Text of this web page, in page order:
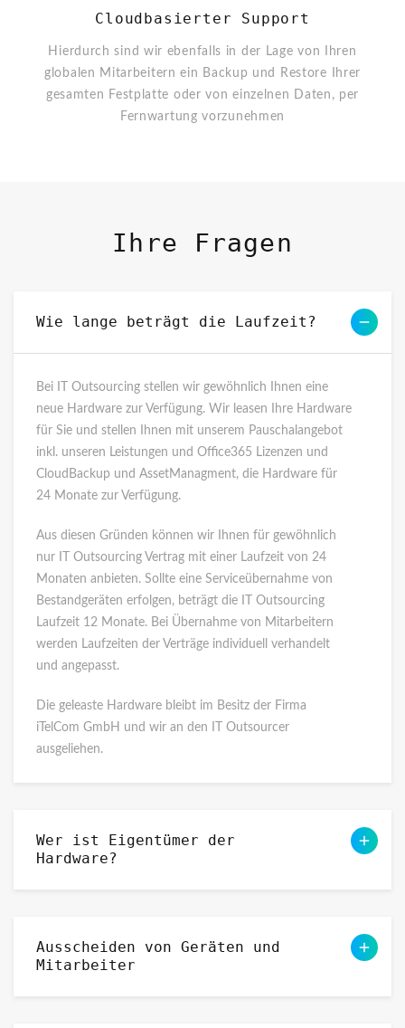
Cloudbasierter Support
Hierdurch sind wir ebenfalls in der Lage von Ihren
globalen Mitarbeitern ein Backup und Restore Ihrer
gesamten Festplatte oder von einzelnen Daten, per
Fernwartung vorzunehmen
Ihre Fragen
Wie lange beträgt die Laufzeit?
Bei IT Outsourcing stellen wir gewöhnlich Ihnen eine
neue Hardware zur Verfügung. Wir leasen Ihre Hardware
für Sie und stellen Ihnen mit unserem Pauschalangebot
inkl. unseren Leistungen und Office365 Lizenzen und
CloudBackup und AssetManagment, die Hardware für
24 Monate zur Verfügung.
Aus diesen Gründen können wir Ihnen für gewöhnlich
nur IT Outsourcing Vertrag mit einer Laufzeit von 24
Monaten anbieten. Sollte eine Serviceübernahme von
Bestandgeräten erfolgen, beträgt die IT Outsourcing
Laufzeit 12 Monate. Bei Übernahme von Mitarbeitern
werden Laufzeiten der Verträge individuell verhandelt
und angepasst.
Die geleaste Hardware bleibt im Besitz der Firma
iTelCom GmbH und wir an den IT Outsourcer
ausgeliehen.
Wer ist Eigentümer der
Hardware?
Ausscheiden von Geräten und
Mitarbeiter